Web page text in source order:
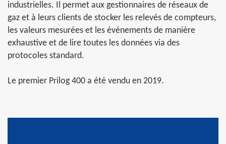
industrielles. Il permet aux gestionnaires de réseaux de
gaz et à leurs clients de stocker les relevés de compteurs,
les valeurs mesurées et les événements de manière
exhaustive et de lire toutes les données via des
protocoles standard.
Le premier Prilog 400 a été vendu en 2019.